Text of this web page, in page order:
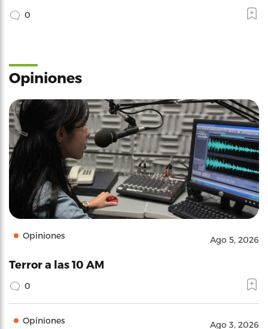
0
Opiniones
Opiniones Ago 5, 2026
Terror a las 10 AM
0
Opiniones Ago 3, 2026